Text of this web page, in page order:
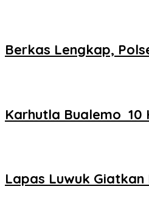
Berkas Lengkap,
Karhutla Bualemo 10
Lapas Luwuk